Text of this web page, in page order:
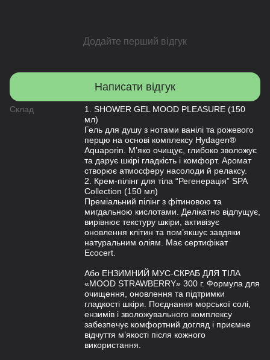
Додайте перший відгук
Написати відгук
Склад
1. SHOWER GEL MOOD PLEASURE (150
мл)
Гель для душу з нотами ванілі та рожевого
перцю на основі комплексу Hydagen®
Aquaporin. М’яко очищує, глибоко зволожує
та дарує шкірі гладкість і комфорт. Аромат
створює атмосферу насолоди й релаксу.
2. Крем-пілінг для тіла “Регенерація” SPA
Collection (150 мл)
Преміальний пілінг з фітиновою та
мигдальною кислотами. Делікатно відлущує,
вирівнює текстуру шкіри, активізує
оновлення клітин та пом’якшує завдяки
натуральним оліям. Має сертифікат
Ecocert.
Або ЕНЗИМНИЙ МУС-СКРАБ ДЛЯ ТІЛА
«MOOD STRAWBERRY» 300 г. Формула для
очищення, оновлення та підтримки
гладкості шкіри. Поєднання морської солі,
ензимів і зволожувального комплексу
забезпечує комфортний догляд і приємне
відчуття м’якості після кожного
використання.